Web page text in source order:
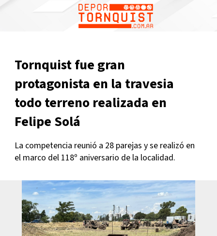
Tornquist fue gran
protagonista en la travesia
todo terreno realizada en
Felipe Solá
La competencia reunió a 28 parejas y se realizó en
el marco del 118º aniversario de la localidad.